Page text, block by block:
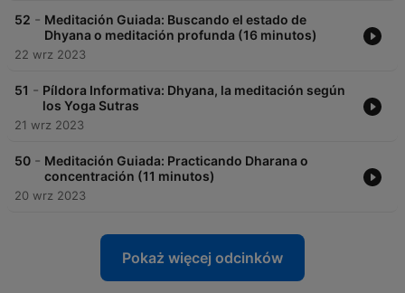
52 - Meditación Guiada: Buscando el estado de
Dhyana o meditación profunda (16 minutos)
22 wrz 2023
51 - Píldora Informativa: Dhyana, la meditación según
los Yoga Sutras
21 wrz 2023
50 - Meditación Guiada: Practicando Dharana o
concentración (11 minutos)
20 wrz 2023
Pokaż więcej odcinków